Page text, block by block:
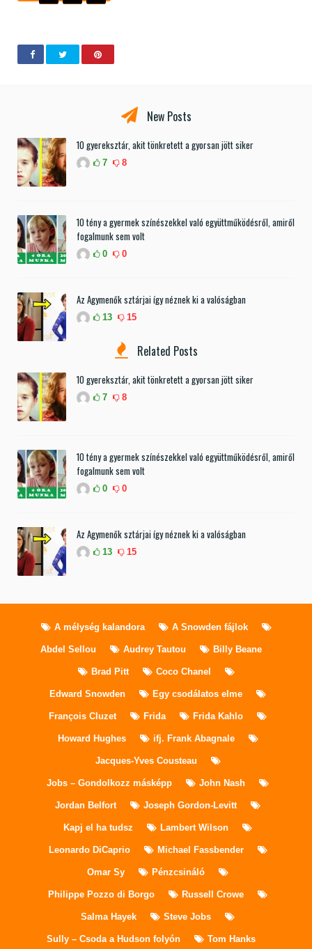
New Posts
10 gyereksztár, akit tönkretett a gyorsan jött siker
7 8
10 tény a gyermek színészekkel való együttműködésről, amiről
fogalmunk sem volt
0 0
Az Agymenők sztárjai így néznek ki a valóságban
13 15
Related Posts
10 gyereksztár, akit tönkretett a gyorsan jött siker
7 8
10 tény a gyermek színészekkel való együttműködésről, amiről
fogalmunk sem volt
0 0
Az Agymenők sztárjai így néznek ki a valóságban
13 15
A mélység kalandora A Snowden fájlok
Abdel Sellou Audrey Tautou Billy Beane
Brad Pitt Coco Chanel
Edward Snowden Egy csodálatos elme
François Cluzet Frida Frida Kahlo
Howard Hughes ifj. Frank Abagnale
Jacques‑Yves Cousteau
Jobs – Gondolkozz másképp John Nash
Jordan Belfort Joseph Gordon-Levitt
Kapj el ha tudsz Lambert Wilson
Leonardo DiCaprio Michael Fassbender
Omar Sy Pénzcsináló
Philippe Pozzo di Borgo Russell Crowe
Salma Hayek Steve Jobs
Sully – Csoda a Hudson folyón Tom Hanks